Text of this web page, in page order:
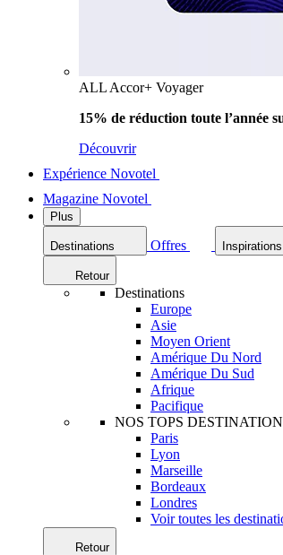
ALL Accor+ Voyager
15% de réduction toute l’année
Découvrir
Expérience Novotel
Magazine Novotel
Plus
Destinations Offres Inspirations
Retour
Destinations
Europe
Asie
Moyen Orient
Amérique Du Nord
Amérique Du Sud
Afrique
Pacifique
NOS TOPS
Paris
Lyon
Marseille
Bordeaux
Londres
Voir toutes les
Retour